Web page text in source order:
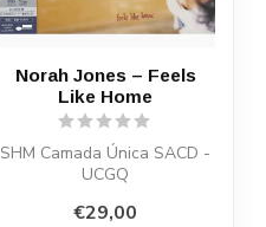
Norah Jones – Feels
Like Home
SHM Camada Única SACD -
UCGQ
€29,00